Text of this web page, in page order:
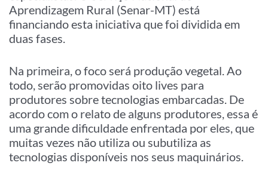
Aprendizagem Rural (Senar-MT) está
financiando esta iniciativa que foi dividida em
duas fases.
Na primeira, o foco será produção vegetal. Ao
todo, serão promovidas oito lives para
produtores sobre tecnologias embarcadas. De
acordo com o relato de alguns produtores, essa é
uma grande dificuldade enfrentada por eles, que
muitas vezes não utiliza ou subutiliza as
tecnologias disponíveis nos seus maquinários.